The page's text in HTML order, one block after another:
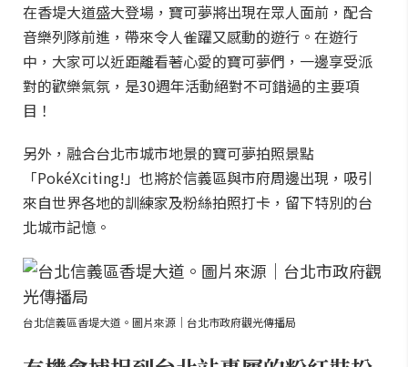
在香堤大道盛大登場，寶可夢將出現在眾人面前，配合
音樂列隊前進，帶來令人雀躍又感動的遊行。在遊行
中，大家可以近距離看著心愛的寶可夢們，一邊享受派
對的歡樂氣氛，是30週年活動絕對不可錯過的主要項
目！
另外，融合台北市城市地景的寶可夢拍照景點
「PokéXciting!」也將於信義區與市府周邊出現，吸引
來自世界各地的訓練家及粉絲拍照打卡，留下特別的台
北城市記憶。
台北信義區香堤大道。圖片來源｜台北市政府觀光傳播局